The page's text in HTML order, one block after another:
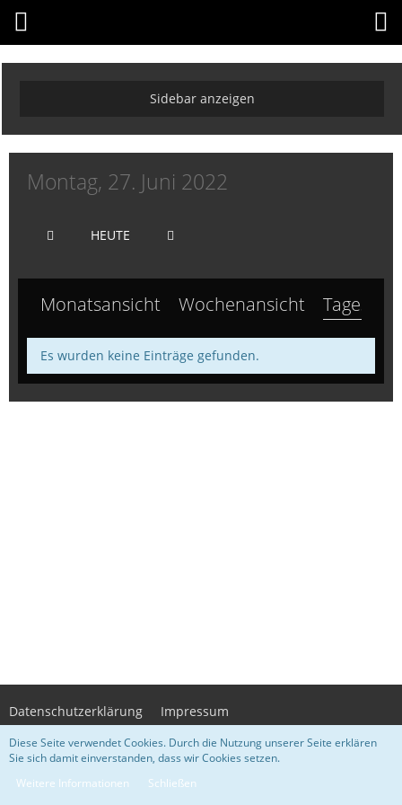
Montag, 27. Juni 2022
HEUTE
Monatsansicht Wochenansicht
Es wurden keine Einträge gefunden.
Datenschutzerklärung Impressum
Community-Software: WoltLab Suite™ 3.1.29
- Design by
Diese Seite verwendet Cookies. Durch die Nutzung unserer Seite erklären
Sie sich damit einverstanden, dass wir Cookies setzen.
Weitere Informationen
Schließen